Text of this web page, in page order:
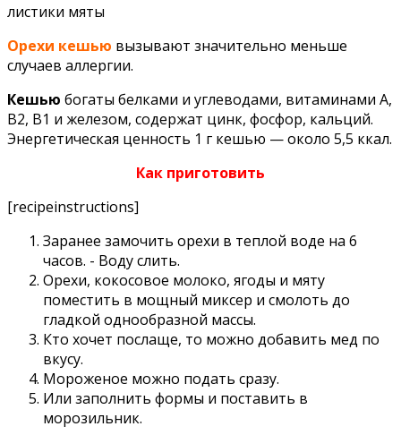
листики мяты
Орехи кешью вызывают значительно меньше
случаев аллергии.
Кешью богаты белками и углеводами, витаминами А,
В2, В1 и железом, содержат цинк, фосфор, кальций.
Энергетическая ценность 1 г кешью — около 5,5 ккал.
Как приготовить
[recipeinstructions]
Заранее замочить орехи в теплой воде на 6
часов. - Воду слить.
Орехи, кокосовое молоко, ягоды и мяту
поместить в мощный миксер и смолоть до
гладкой однообразной массы.
Кто хочет послаще, то можно добавить мед по
вкусу.
Мороженое можно подать сразу.
Или заполнить формы и поставить в
морозильник.